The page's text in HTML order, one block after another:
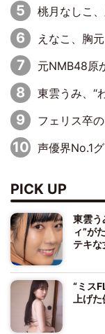
桃月なしこ、胸元も脇も眩し過ぎ
えなこ、胸元に目を奪われる
元NMB48原かれん、25歳
東雲うみ、“わがままボディ”と“
フェリス卒のコスプ
声優界No.1グ
PICK UP
東雲う
ィ”が
テキな
“ミス
上げ